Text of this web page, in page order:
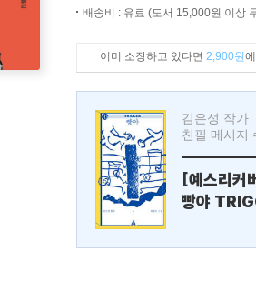
배송비 : 유료 (도서 15,000원 이상
이미 소장하고 있다면 2,900원
김은성 작가
친필 메시지
[예스리커
빵야